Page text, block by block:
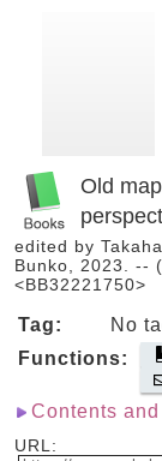
Old
edited by
Bunko, 2023. --
<BB32221750>
Tag:
No
Functions:
Contents
URL: